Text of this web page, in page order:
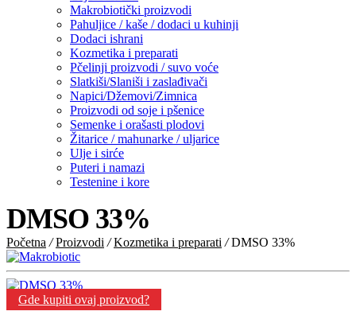
Makrobiotički proizvodi
Pahuljice / kaše / dodaci u kuhinji
Dodaci ishrani
Kozmetika i preparati
Pčelinji proizvodi / suvo voće
Slatkiši/Slaniši i zaslađivači
Napici/Džemovi/Zimnica
Proizvodi od soje i pšenice
Semenke i orašasti plodovi
Žitarice / mahunarke / uljarice
Ulje i sirće
Puteri i namazi
Testenine i kore
DMSO 33%
Početna / Proizvodi / Kozmetika i preparati /DMSO 33%
Gde kupiti ovaj proizvod?